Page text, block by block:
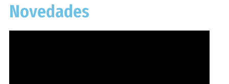
Novedades